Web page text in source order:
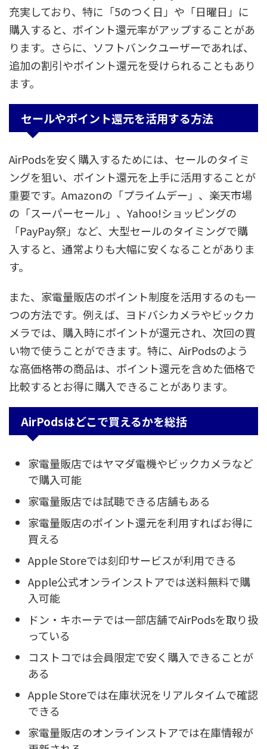
充実しており、特に「5のつく日」や「日曜日」に
購入すると、ポイント還元率がアップすることがあ
ります。さらに、ソフトバンクユーザーであれば、
追加の割引やポイント還元を受けられることもあり
ます。
セールやポイント還元を活用する方法
AirPodsを安く購入するためには、セールのタイミ
ングを狙い、ポイント還元を上手に活用することが
重要です。Amazonの「プライムデー」、楽天市場
の「スーパーセール」、Yahoo!ショッピングの
「PayPay祭」など、大型セールのタイミングで購
入すると、通常よりも大幅に安くなることがありま
す。
また、家電量販店のポイント制度を活用するのも一
つの方法です。例えば、ヨドバシカメラやビックカ
メラでは、購入時にポイントが還元され、次回の買
い物で使うことができます。特に、AirPodsのよう
な高価格帯の商品は、ポイント還元を含めた価格で
比較するとお得に購入できることがあります。
AirPodsはどこで買えるかを総括
家電量販店ではヤマダ電機やビックカメラなど
で購入可能
家電量販店では試聴できる店舗もある
家電量販店のポイント還元を利用すればお得に
買える
Apple Storeでは刻印サービスが利用できる
Apple公式オンラインストアでは送料無料で購
入可能
ドン・キホーテでは一部店舗でAirPodsを取り扱
っている
コストコでは会員限定で安く購入できることが
ある
Apple Storeでは在庫状況をリアルタイムで確認
できる
家電量販店のオンラインストアでは在庫情報が